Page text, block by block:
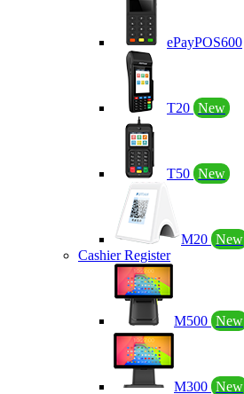
ePayPOS600
T20 New
T50 New
M20 New
Cashier Register
M500 New
M300 New